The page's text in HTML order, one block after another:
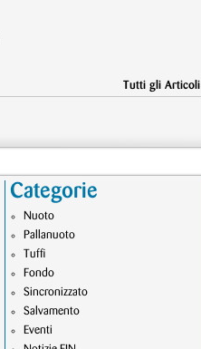
Tutti gli Articoli
Categorie
Nuoto
Pallanuoto
Tuffi
Fondo
Sincronizzato
Salvamento
Eventi